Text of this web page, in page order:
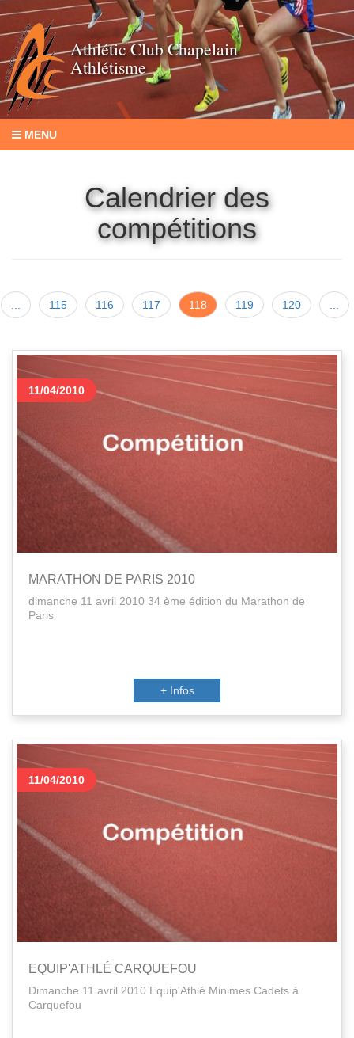
Athlétic Club Chapelain
Athlétisme
MENU
Calendrier des
compétitions
115 116 117 118 119 120
MARATHON DE PARIS 2010
dimanche 11 avril 2010 34 ème édition du Marathon de
Paris
+ Infos
11/04/2010
EQUIP'ATHLÉ CARQUEFOU
Dimanche 11 avril 2010 Equip'Athlé Minimes Cadets à
Carquefou
11/04/2010